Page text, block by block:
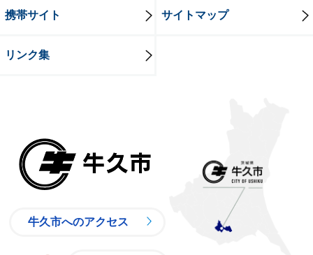
携帯サイト サイトマップ
リンク集
牛久市へのアクセス